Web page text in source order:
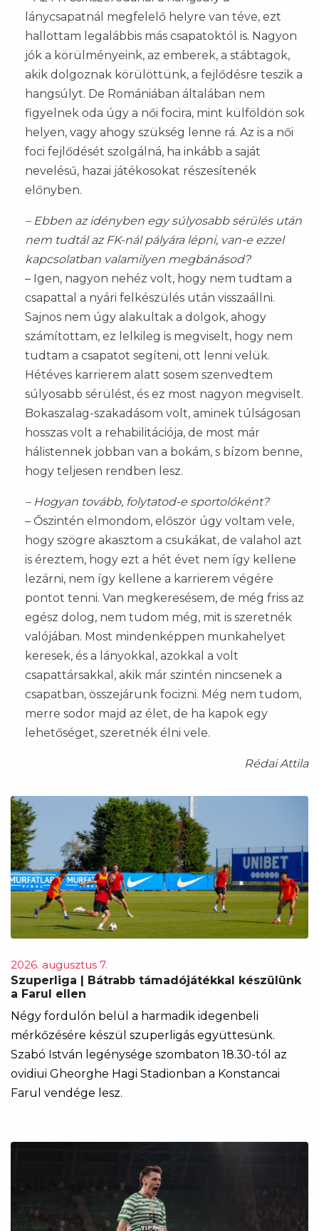
lánycsapatnál megfelelő helyre van téve, ezt
hallottam legalábbis más csapatoktól is. Nagyon
jók a körülményeink, az emberek, a stábtagok,
akik dolgoznak körülöttünk, a fejlődésre teszik a
hangsúlyt. De Romániában általában nem
figyelnek oda úgy a női focira, mint külföldön sok
helyen, vagy ahogy szükség lenne rá. Az is a női
foci fejlődését szolgálná, ha inkább a saját
nevelésű, hazai játékosokat részesítenék
előnyben.
– Ebben az idényben egy súlyosabb sérülés után
nem tudtál az FK-nál pályára lépni, van-e ezzel
kapcsolatban valamilyen megbánásod?
– Igen, nagyon nehéz volt, hogy nem tudtam a
csapattal a nyári felkészülés után visszaállni.
Sajnos nem úgy alakultak a dolgok, ahogy
számítottam, ez lelkileg is megviselt, hogy nem
tudtam a csapatot segíteni, ott lenni velük.
Hétéves karrierem alatt sosem szenvedtem
súlyosabb sérülést, és ez most nagyon megviselt.
Bokaszalag-szakadásom volt, aminek túlságosan
hosszas volt a rehabilitációja, de most már
hálistennek jobban van a bokám, s bízom benne,
hogy teljesen rendben lesz.
– Hogyan tovább, folytatod-e sportolóként?
– Őszintén elmondom, először úgy voltam vele,
hogy szögre akasztom a csukákat, de valahol azt
is éreztem, hogy ezt a hét évet nem így kellene
lezárni, nem így kellene a karrierem végére
pontot tenni. Van megkeresésem, de még friss az
egész dolog, nem tudom még, mit is szeretnék
valójában. Most mindenképpen munkahelyet
keresek, és a lányokkal, azokkal a volt
csapattársakkal, akik már szintén nincsenek a
csapatban, összejárunk focizni. Még nem tudom,
merre sodor majd az élet, de ha kapok egy
lehetőséget, szeretnék élni vele.
Rédai Attila
2026. augusztus 7.
Szuperliga | Bátrabb támadójátékkal készülünk
a Farul ellen
Négy fordulón belül a harmadik idegenbeli
mérkőzésére készül szuperligás együttesünk.
Szabó István legénysége szombaton 18.30-tól az
ovidiui Gheorghe Hagi Stadionban a Konstancai
Farul vendége lesz.